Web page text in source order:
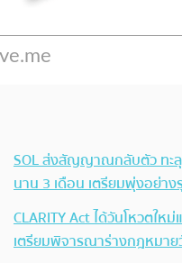
SOL ส่งสัญญาณกลับตัว ทะ
นาน 3 เดือน เตรียมพุ่งอย่าง
CLARITY Act ได้วันโหวตใ
เตรียมพิจารณาร่างกฎหมา